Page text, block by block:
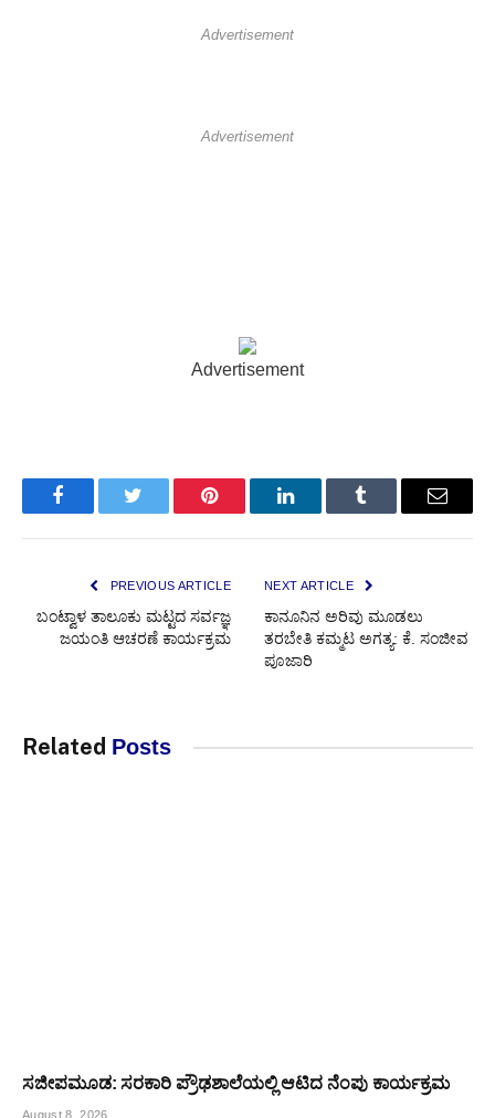
Advertisement
Advertisement
Advertisement
FacebookTwitter PinterestLinkedInTumblr Email
PREVIOUS ARTICLE
ಬಂಟ್ವಾಳ ತಾಲೂಕು ಮಟ್ಟದ ಸರ್ವಜ್ಞ
ಜಯಂತಿ ಆಚರಣೆ ಕಾರ್ಯಕ್ರಮ
NEXT ARTICLE
ಕಾನೂನಿನ ಅರಿವು ಮೂಡಲು
ತರಬೇತಿ ಕಮ್ಮಟ ಅಗತ್ಯ: ಕೆ. ಸಂಜೀವ
ಪೂಜಾರಿ
Related Posts
ಸಜೀಪಮೂಡ: ಸರಕಾರಿ ಪ್ರೌಢಶಾಲೆಯಲ್ಲಿ ಆಟಿದ ನೆಂಪು ಕಾರ್ಯಕ್ರಮ
August 8, 2026